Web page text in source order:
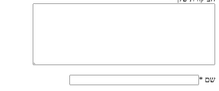
שם *